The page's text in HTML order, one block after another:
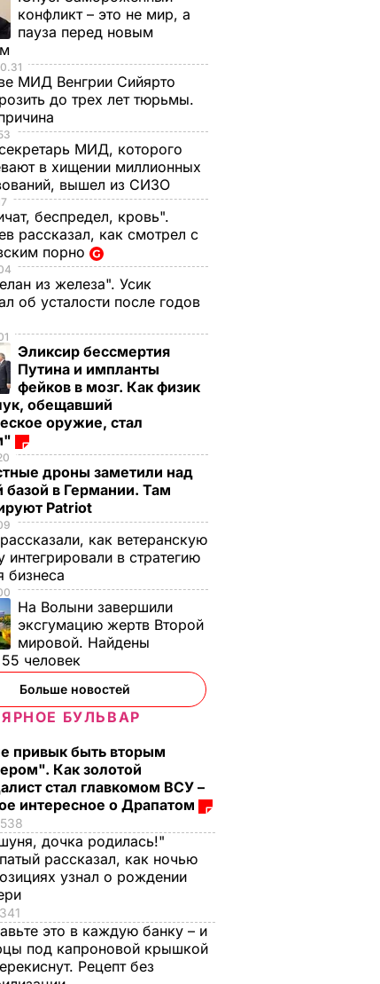
в
В поселке Сартане
под Мариуполем
пункт полиции
29 июня, 22.20 ПОЛИТИКА
конфликт – это не мир, а
пауза перед новым
МИД Венгрии Сийярто
до трех лет тюрьмы.
МИД, которого
в хищении миллионных
вышел из СИЗО
беспредел, кровь".
рассказал, как смотрел с
порно
из железа". Усик
об усталости после годов
Эликсир бессмертия
Путина и импланты
фейков в мозг. Как физик
обещавший
оружие, стал
дроны заметили над
базой в Германии. Там
Patriot
как ветеранскую
интегрировали в стратегию
бизнеса
На Волыни завершили
эксгумацию жертв Второй
мировой. Найдены
человек
Больше новостей
БУЛЬВАР
привык быть вторым
Как золотой
стал главкомом ВСУ –
интересное о Драпатом
дочка родилась!"
рассказал, как ночью
узнал о рождении
это в каждую банку – и
под капроновой крышкой
Рецепт без